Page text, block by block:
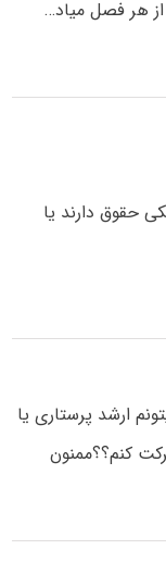
از هر فصل میاد…
حقوق دارند یا
ارشد پرستاری یا
کنم؟؟ممنون